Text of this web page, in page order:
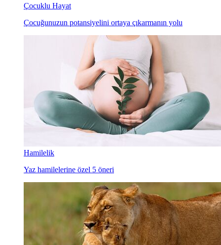
Çocuklu Hayat
Çocuğunuzun potansiyelini ortaya çıkarmanın yolu
Hamilelik
Yaz hamilelerine özel 5 öneri